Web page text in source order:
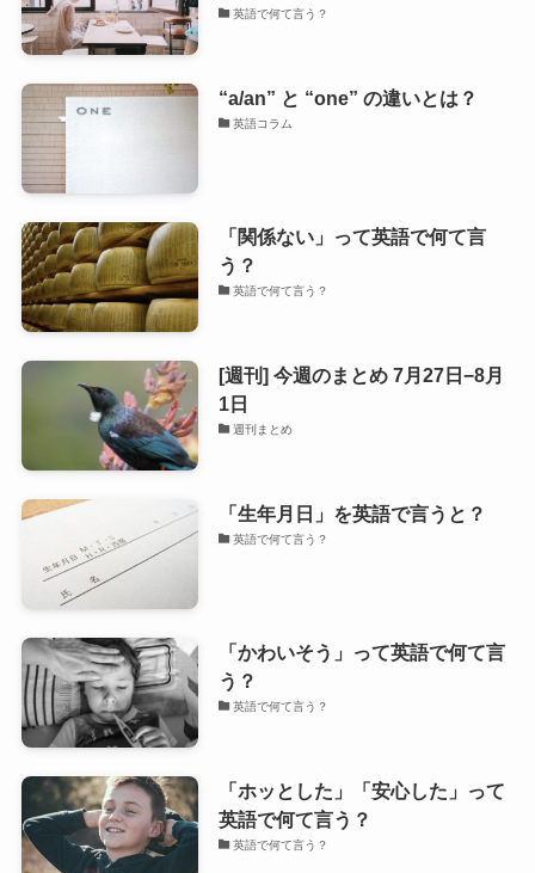
英語で何て言う？
“a/an” と “one” の違いとは？
英語コラム
「関係ない」って英語で何て言
う？
英語で何て言う？
[週刊] 今週のまとめ 7月27日−8月
1日
週刊まとめ
「生年月日」を英語で言うと？
英語で何て言う？
「かわいそう」って英語で何て言
う？
英語で何て言う？
「ホッとした」「安心した」って
英語で何て言う？
英語で何て言う？